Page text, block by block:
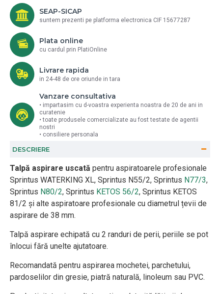
SEAP-SICAP
suntem prezenti pe platforma electronica CIF 15677287
Plata online
cu cardul prin PlatiOnline
Livrare rapida
in 24-48 de ore oriunde in tara
Vanzare consultativa
• impartasim cu d-voastra experienta noastra de 20 de ani in
curatenie
• toate produsele comercializate au fost testate de agentii
nostri
• consiliere personala
DESCRIERE
Talpă aspirare uscată pentru aspiratoarele profesionale
Sprintus WATERKING XL, Sprintus N55/2, Sprintus N77/3,
Sprintus N80/2, Sprintus KETOS 56/2, Sprintus KETOS
81/2 și alte aspiratoare profesionale cu diametrul țevii de
aspirare de 38 mm.
Talpă aspirare echipată cu 2 randuri de perii, periile se pot
înlocui fără unelte ajutatoare.
Recomandată pentru aspirarea mochetei, parchetului,
pardoselilor din gresie, piatră naturală, linoleum sau PVC.